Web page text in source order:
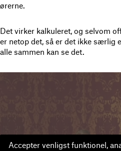
ørerne.
Det virker kalkuleret, og selvom
er netop det, så er det ikke særlig
alle sammen kan se det.
Accepter venligst funktionel,